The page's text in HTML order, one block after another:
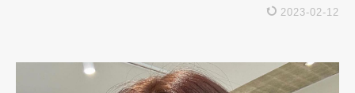
2023-02-12